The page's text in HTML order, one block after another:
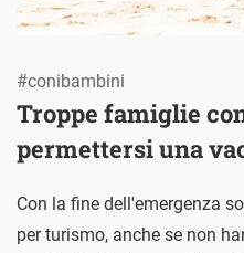
Troppe famiglie
permettersi una
#conibambini
Con la fine dell'emergenza
per turismo, anche se non